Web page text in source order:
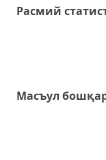
Расмий
Масъул